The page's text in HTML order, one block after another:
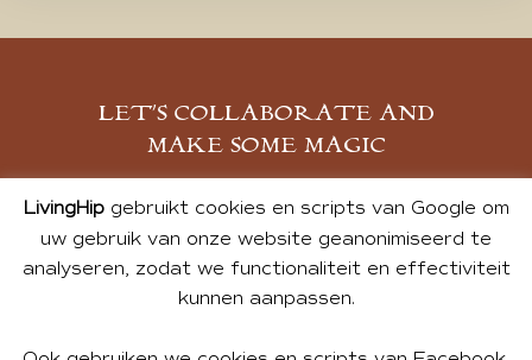
LET’S COLLABORATE AND
MAKE SOME MAGIC
MELD JE AAN
LivingHipgebruikt cookies en scripts van Google om
uw gebruik van onze website geanonimiseerd te
analyseren, zodat we functionaliteit en effectiviteit
kunnen aanpassen.